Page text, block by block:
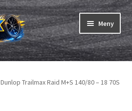
Meny
Dunlop Trailmax Raid M+S 140/80 – 18 70S